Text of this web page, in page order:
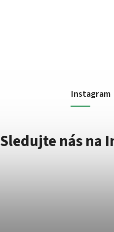
Instagram
Sledujte nás na